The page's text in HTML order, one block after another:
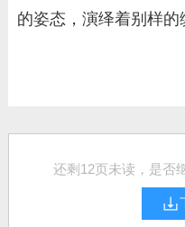
的姿态，演绎着别样的
还剩 12页未读，是否